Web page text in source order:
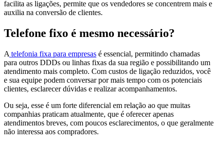
facilita as ligações, permite que os vendedores se concentrem mais e
auxilia na conversão de clientes.
Telefone fixo é mesmo necessário?
A telefonia fixa para empresas é essencial, permitindo chamadas
para outros DDDs ou linhas fixas da sua região e possibilitando um
atendimento mais completo. Com custos de ligação reduzidos, você
e sua equipe podem conversar por mais tempo com os potenciais
clientes, esclarecer dúvidas e realizar acompanhamentos.
Ou seja, esse é um forte diferencial em relação ao que muitas
companhias praticam atualmente, que é oferecer apenas
atendimentos breves, com poucos esclarecimentos, o que geralmente
não interessa aos compradores.